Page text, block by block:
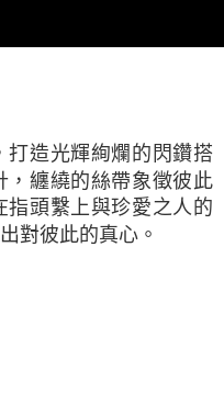
打造光輝絢爛的閃鑽搭
，纏繞的絲帶象徵彼此
頭繫上與珍愛之人的
對彼此的真心。